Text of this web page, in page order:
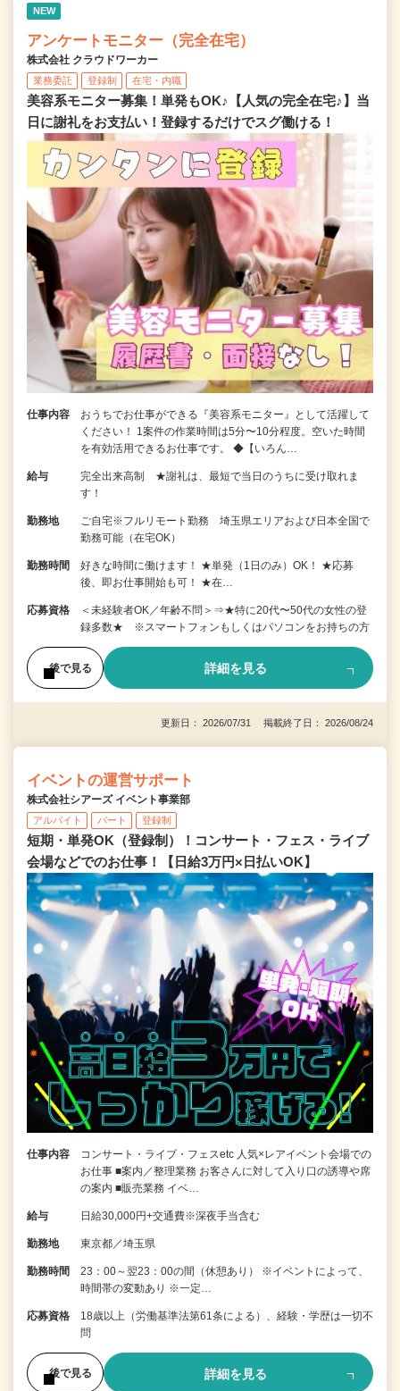
NEW
アンケートモニター（完全在宅）
株式会社 クラウドワーカー
業務委託 登録制 在宅・内職
美容系モニター募集！単発もOK♪【人気の完全在宅♪】当
日に謝礼をお支払い！登録するだけでスグ働ける！
仕事内容
おうちでお仕事ができる『美容系モニター』として活躍して
ください！ 1案件の作業時間は5分〜10分程度。空いた時間
を有効活用できるお仕事です。 ◆【いろん…
給与
完全出来高制 ★謝礼は、最短で当日のうちに受け取れま
す！
勤務地
ご自宅※フルリモート勤務 埼玉県エリアおよび日本全国で
勤務可能（在宅OK）
勤務時間
好きな時間に働けます！ ★単発（1日のみ）OK！ ★応募
後、即お仕事開始も可！ ★在…
応募資格
＜未経験者OK／年齢不問＞⇒★特に20代〜50代の女性の登
録多数★ ※スマートフォンもしくはパソコンをお持ちの方
後で見る 詳細を見る
更新日： 2026/07/31 掲載終了日： 2026/08/24
イベントの運営サポート
株式会社シアーズ イベント事業部
アルバイト パート 登録制
短期・単発OK（登録制）！コンサート・フェス・ライブ
会場などでのお仕事！【日給3万円×日払いOK】
仕事内容
コンサート・ライブ・フェスetc 人気×レアイベント会場での
お仕事 ■案内／整理業務 お客さんに対して入り口の誘導や席
の案内 ■販売業務 イベ…
給与 日給30,000円+交通費※深夜手当含む
勤務地 東京都／埼玉県
勤務時間
23：00～翌23：00の間（休憩あり） ※イベントによって、
時間帯の変動あり ※一定…
応募資格
18歳以上（労働基準法第61条による）、経験・学歴は一切不
問
後で見る 詳細を見る